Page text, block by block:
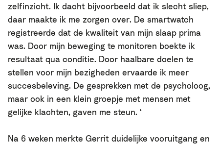
zelfinzicht. Ik dacht bijvoorbeeld dat ik slecht sliep,
daar maakte ik me zorgen over. De smartwatch
registreerde dat de kwaliteit van mijn slaap prima
was. Door mijn beweging te monitoren boekte ik
resultaat qua conditie. Door haalbare doelen te
stellen voor mijn bezigheden ervaarde ik meer
succesbeleving. De gesprekken met de psycholoog,
maar ook in een klein groepje met mensen met
gelijke klachten, gaven me steun. ‘
Na 6 weken merkte Gerrit duidelijke vooruitgang en